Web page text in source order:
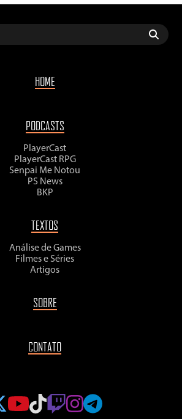
HOME
PODCASTS
PlayerCast
PlayerCast RPG
Senpai Me Notou
PS News
BKP
TEXTOS
Análise de Games
Filmes e Séries
Artigos
SOBRE
CONTATO